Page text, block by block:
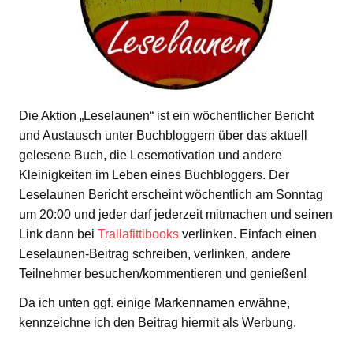
Die Aktion „Leselaunen“ ist ein wöchentlicher Bericht
und Austausch unter Buchbloggern über das aktuell
gelesene Buch, die Lesemotivation und andere
Kleinigkeiten im Leben eines Buchbloggers. Der
Leselaunen Bericht erscheint wöchentlich am Sonntag
um 20:00 und jeder darf jederzeit mitmachen und seinen
Link dann bei Trallafittibooks verlinken. Einfach einen
Leselaunen-Beitrag schreiben, verlinken, andere
Teilnehmer besuchen/kommentieren und genießen!
Da ich unten ggf. einige Markennamen erwähne,
kennzeichne ich den Beitrag hiermit als Werbung.